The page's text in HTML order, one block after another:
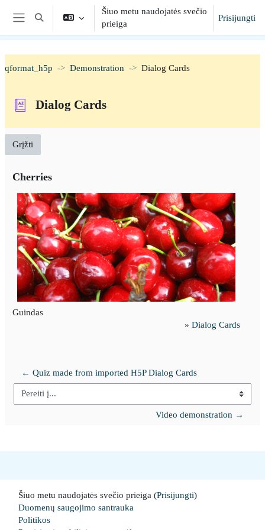
Pereiti į pagrindinį turinį
Šoninis skydelis
Toggle search input
Šiuo metu naudojatės svečio
prieiga
Prisijungti
qformat_h5p Demonstration Dialog Cards
Dialog Cards
Grįžti
Cherries
Guindas
» Dialog Cards
← Quiz made from imported H5P Dialog Cards
Pereiti į...
Video demonstration →
Šiuo metu naudojatės svečio prieiga (Prisijungti)
Duomenų saugojimo santrauka
Politikos